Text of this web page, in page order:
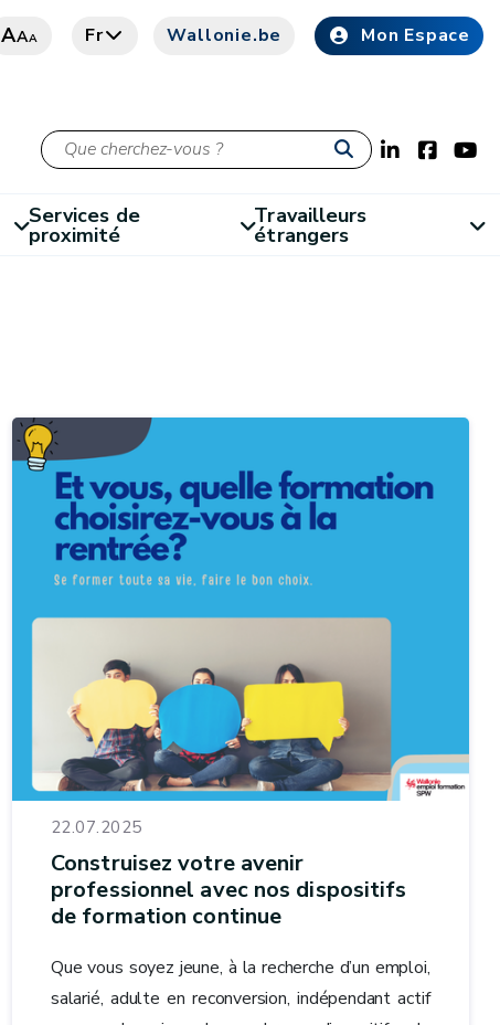
AAA Fr Wallonie.be Mon Espace
Services de
proximité
Travailleurs
étrangers
22.07.2025
Construisez votre avenir
professionnel avec nos dispositifs
de formation continue
Que vous soyez jeune, à la recherche d’un emploi,
salarié, adulte en reconversion, indépendant actif